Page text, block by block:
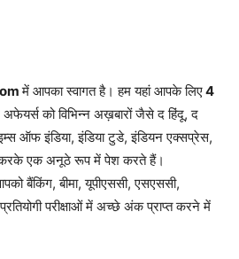
में आपका स्वागत है। हम यहां आपके लिए4
को विभिन्न अख़बारों जैसे द हिंदू, द
ऑफ इंडिया, इंडिया टुडे, इंडियन एक्सप्रेस,
एक अनूठे रूप में पेश करते हैं।
बैंकिंग, बीमा, यूपीएससी, एसएससी,
परीक्षाओं में अच्छे अंक प्राप्त करने में